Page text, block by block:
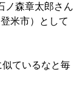
ノ森章太郎さん
米市）として
ているなと毎